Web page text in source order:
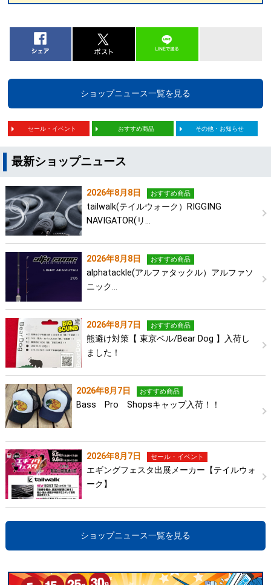
ショップニュース一覧を見る
セール・イベント おすすめ商品 その他・お知らせ
最新ショップニュース
2026年8月8日 おすすめ商品
tailwalk(テイルウォーク）RIGGING
NAVIGATOR(リ…
2026年8月8日 おすすめ商品
alphatackle(アルファタックル）アルファソ
ニック…
2026年8月7日 おすすめ商品
熊避け対策【 東京ベル/Bear Dog 】入荷し
ました！
2026年8月7日 おすすめ商品
Bass Pro Shopsキャップ入荷！！
2026年8月7日 セール・イベント
エギングフェスタ出展メーカー【テイルウォ
ーク】
ショップニュース一覧を見る